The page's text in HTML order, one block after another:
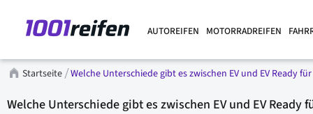
AUTOREIFEN MOTORRADREIFEN
Startseite Welche Unterschiede gibt es zwischen EV und EV Ready
Welche Unterschiede gibt es zwischen EV und EV Ready